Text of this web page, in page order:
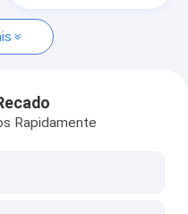
Rapidamente